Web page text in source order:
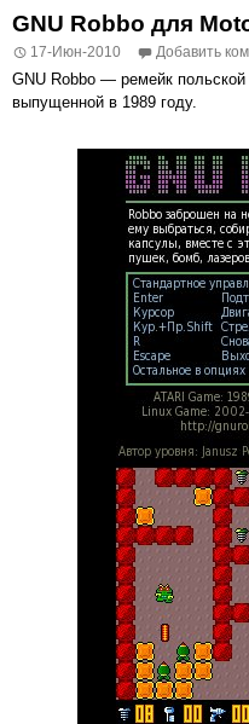
GNU Robbo для
17-Июн-2010 Добавить
GNU Robbo — ремейк
выпущенной в 1989 году.